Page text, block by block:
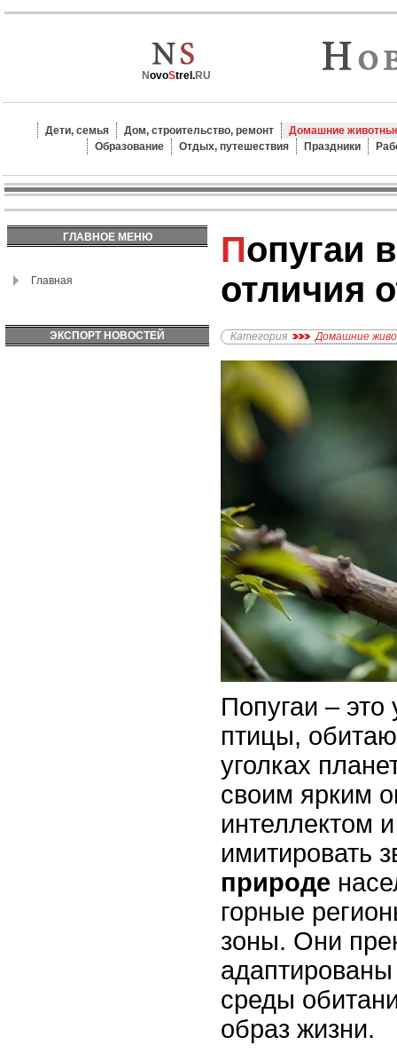
NovoStrel.RU
Дети, семья Дом, строительство, ремонт
Домашние
Образование
Отдых, путешествия Праздники
ГЛАВНОЕ МЕНЮ
Главная
ЭКСПОРТ НОВОСТЕЙ
Попугаи в природе и их
отличия
Категория Домашние
Попугаи –
птицы,
уголках
своим ярким
интеллектом
имитировать
природе
горные
зоны. Они
среды
образ жизни.